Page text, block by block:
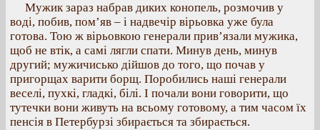
Мужик зараз набрав диких конопель, розмочив у
воді, побив, пом’яв – і надвечір вірьовка уже була
готова. Тою ж вірьовкою генерали прив’язали мужика,
щоб не втік, а самі лягли спати. Минув день, минув
другий; мужичисько дійшов до того, що почав у
пригорщах варити борщ. Поробились наші генерали
веселі, пухкі, гладкі, білі. І почали вони говорити, що
тутечки вони живуть на всьому готовому, а тим часом їх
пенсія в Петербурзі збирається та збирається.